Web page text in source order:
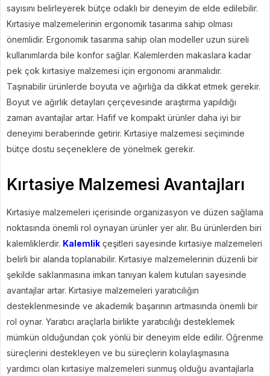
sayısını belirleyerek bütçe odaklı bir deneyim de elde edilebilir.
Kırtasiye malzemelerinin ergonomik tasarıma sahip olması
önemlidir. Ergonomik tasarıma sahip olan modeller uzun süreli
kullanımlarda bile konfor sağlar. Kalemlerden makaslara kadar
pek çok kırtasiye malzemesi için ergonomi aranmalıdır.
Taşınabilir ürünlerde boyuta ve ağırlığa da dikkat etmek gerekir.
Boyut ve ağırlık detayları çerçevesinde araştırma yapıldığı
zaman avantajlar artar. Hafif ve kompakt ürünler daha iyi bir
deneyimi beraberinde getirir. Kırtasiye malzemesi seçiminde
bütçe dostu seçeneklere de yönelmek gerekir.
Kırtasiye Malzemesi Avantajları
Kırtasiye malzemeleri içerisinde organizasyon ve düzen sağlama
noktasında önemli rol oynayan ürünler yer alır. Bu ürünlerden biri
kalemliklerdir. Kalemlik çeşitleri sayesinde kırtasiye malzemeleri
belirli bir alanda toplanabilir. Kırtasiye malzemelerinin düzenli bir
şekilde saklanmasına imkan tanıyan kalem kutuları sayesinde
avantajlar artar. Kırtasiye malzemeleri yaratıcılığın
desteklenmesinde ve akademik başarının artmasında önemli bir
rol oynar. Yaratıcı araçlarla birlikte yaratıcılığı desteklemek
mümkün olduğundan çok yönlü bir deneyim elde edilir. Öğrenme
süreçlerini destekleyen ve bu süreçlerin kolaylaşmasına
yardımcı olan kırtasiye malzemeleri sunmuş olduğu avantajlarla